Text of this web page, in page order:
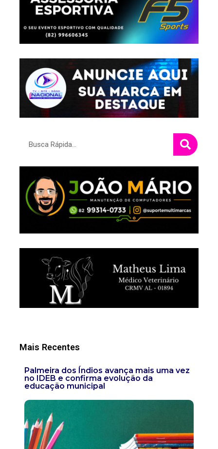
Mais Recentes
Palmeira dos Índios avança mais uma vez
no IDEB e confirma evolução da
educação municipal